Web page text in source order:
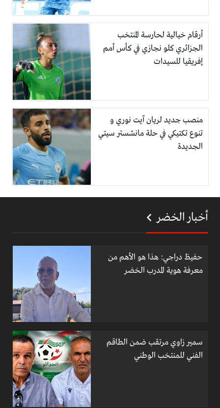
أرقام خيالية لحارسة المنتخب
الجزائري كلو نجازي في كأس أمم
إفريقيا للسيدات
منصب جديد لريان آيت نوري و
تنوع تكتيكي في حلة مانشستر سيتي
الجديدة
أخبار الخضر
حفيظ دراجي: هذا هو الأهم من
معرفة هوية المدرب الخضر
سمير زاوي مرتقب ضمن الطاقم
الفني للمنتخب الوطني